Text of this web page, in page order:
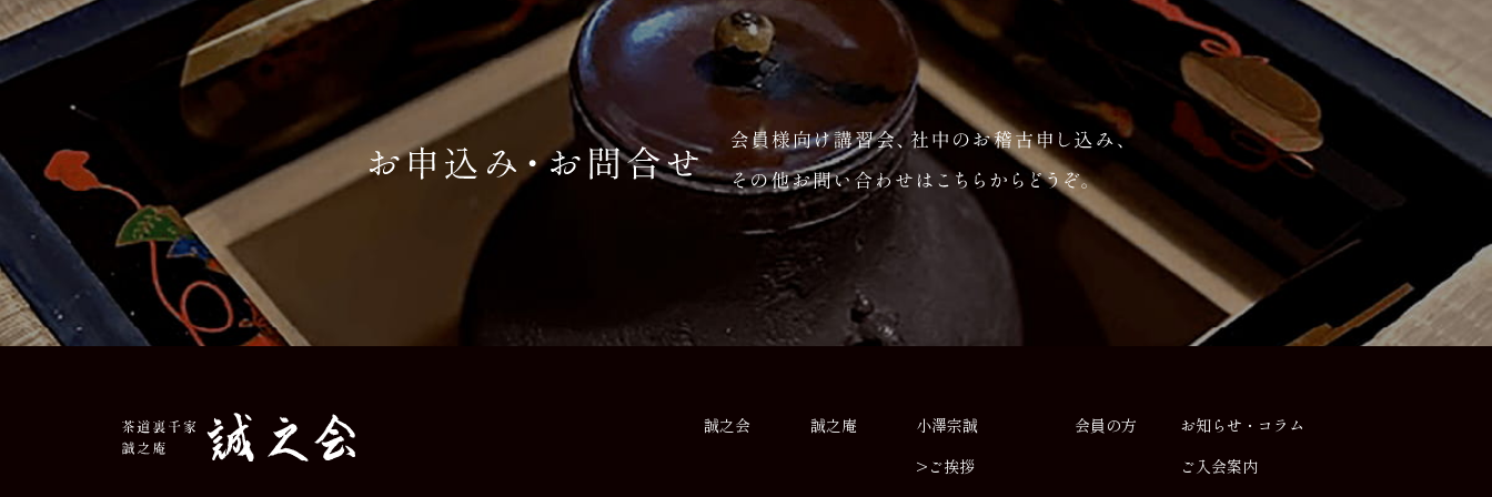
誠之会 誠之庵
小澤宗誠
>ご挨拶
会員の方
お知らせ・コラム
ご入会案内